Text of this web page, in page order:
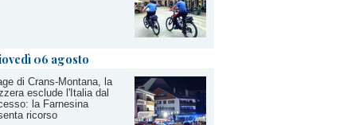
06 agosto
di Crans-Montana, la
esclude l'Italia dal
la Farnesina
ricorso